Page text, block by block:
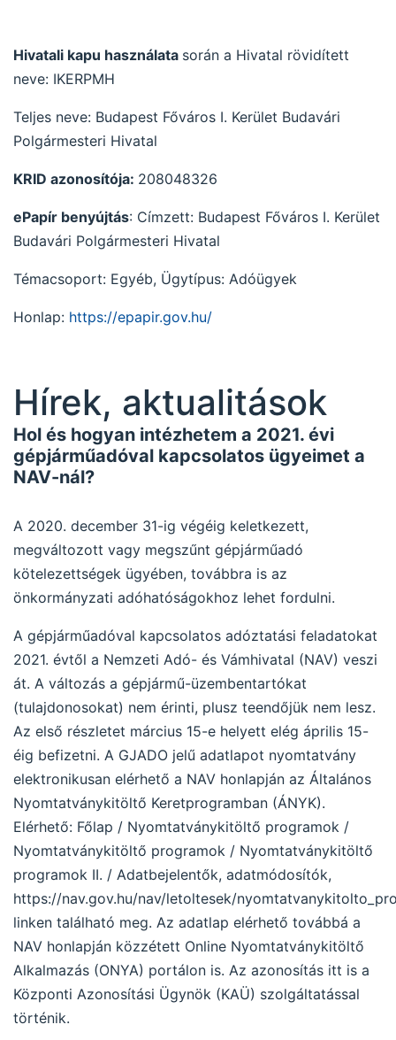
Hivatali kapu használata során a Hivatal rövidített
neve: IKERPMH
Teljes neve: Budapest Főváros I. Kerület Budavári
Polgármesteri Hivatal
KRID azonosítója: 208048326
ePapír benyújtás: Címzett: Budapest Főváros I. Kerület
Budavári Polgármesteri Hivatal
Témacsoport: Egyéb, Ügytípus: Adóügyek
Honlap: https://epapir.gov.hu/
Hírek, aktualitások
Hol és hogyan intézhetem a 2021. évi
gépjárműadóval kapcsolatos ügyeimet a
NAV-nál?
A 2020. december 31-ig végéig keletkezett,
megváltozott vagy megszűnt gépjárműadó
kötelezettségek ügyében, továbbra is az
önkormányzati adóhatóságokhoz lehet fordulni.
A gépjárműadóval kapcsolatos adóztatási feladatokat
2021. évtől a Nemzeti Adó- és Vámhivatal (NAV) veszi
át. A változás a gépjármű-üzembentartókat
(tulajdonosokat) nem érinti, plusz teendőjük nem lesz.
Az első részletet március 15-e helyett elég április 15-
éig befizetni. A GJADO jelű adatlapot nyomtatvány
elektronikusan elérhető a NAV honlapján az Általános
Nyomtatványkitöltő Keretprogramban (ÁNYK).
Elérhető: Főlap / Nyomtatványkitöltő programok /
Nyomtatványkitöltő programok / Nyomtatványkitöltő
programok II. / Adatbejelentők, adatmódosítók,
https://nav.gov.hu/nav/letoltesek/
linken található meg. Az adatlap elérhető továbbá a
NAV honlapján közzétett Online Nyomtatványkitöltő
Alkalmazás (ONYA) portálon is. Az azonosítás itt is a
Központi Azonosítási Ügynök (KAÜ) szolgáltatással
történik.